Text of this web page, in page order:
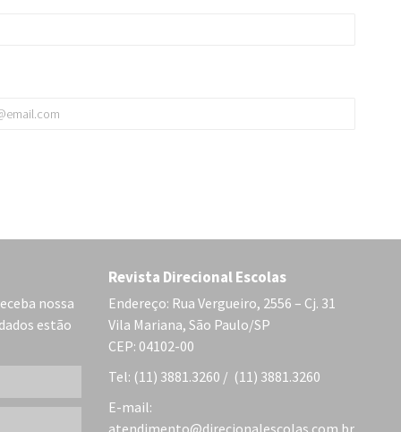
nossa
estão
Revista Direcional Escolas
Endereço: Rua Vergueiro, 2556 – Cj. 31
Vila Mariana, São Paulo/SP
CEP: 04102-00
Tel: (11) 3881.3260 / (11) 3881.3260
E-mail:
atendimento@direcionalescolas.com.br